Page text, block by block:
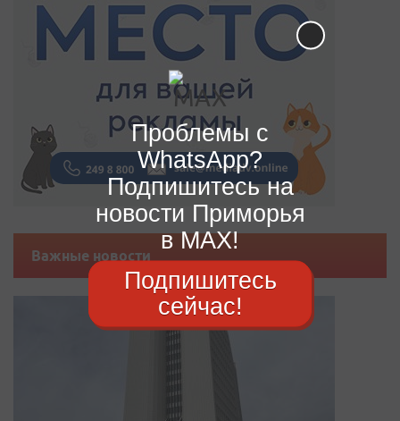
Важные новости
Проблемы с
WhatsApp?
Подпишитесь на
новости Приморья
в MAX!
Подпишитесь
сейчас!